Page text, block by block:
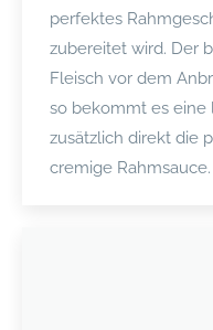
perfektes
zubereitet wird. Der
Fleisch vor dem
so bekommt es eine
zusätzlich direkt die
cremige Rahmsauce.